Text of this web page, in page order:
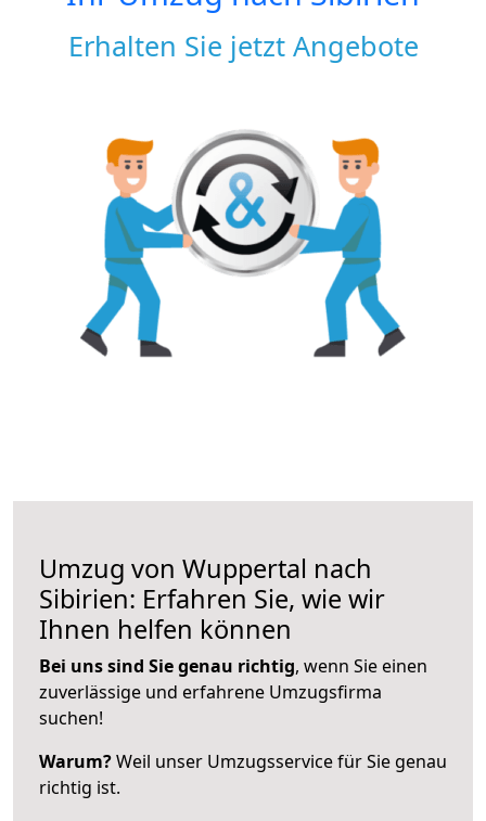
Erhalten Sie jetzt Angebote
Umzug von Wuppertal nach
Sibirien: Erfahren Sie, wie wir
Ihnen helfen können
Bei uns sind Sie genau richtig, wenn Sie einen
zuverlässige und erfahrene Umzugsfirma
suchen!
Warum?Weil unser Umzugsservice für Sie genau
richtig ist.